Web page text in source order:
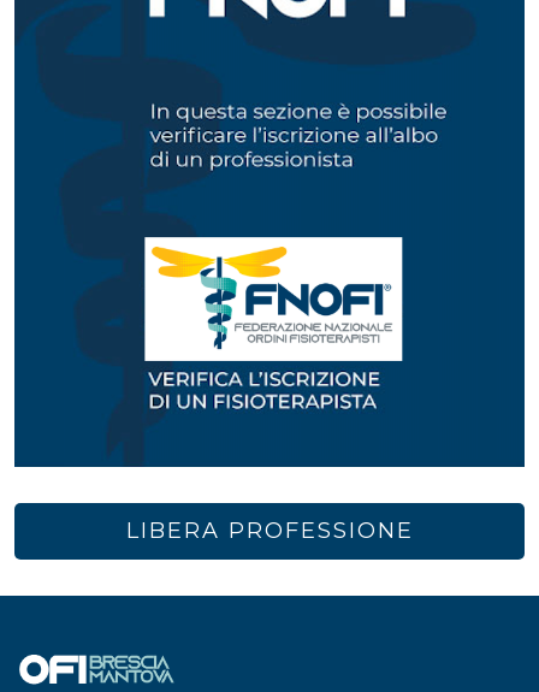
LIBERA PROFESSIONE